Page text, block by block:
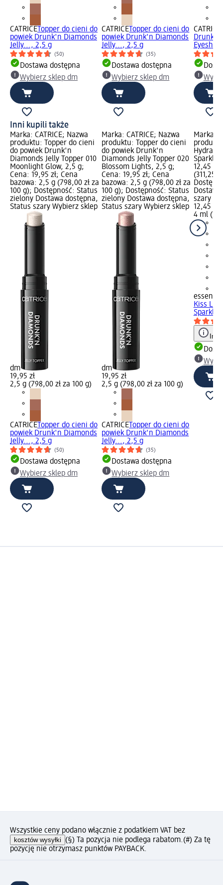
CATRICE Topper do cieni do
powiek Drunk'n Diamonds
Jelly..., 2,5 g
(50)
Dostawa dostępna
Wybierz sklep dm
CATRICE Topper do cieni do
powiek Drunk'n Diamonds
Jelly..., 2,5 g
(35)
Dostawa dostępna
Wybierz sklep dm
CATRICE
Drunk'n
Inni kupili także
Marka: CATRICE; Nazwa
produktu: Topper do cieni
do powiek Drunk'n
Diamonds Jelly Topper 010
Moonlight Glow, 2,5 g;
Cena: 19,95 zł; Cena
bazowa: 2,5 g (798,00 zł za
100 g); Dostępność: Status
zielony Dostawa dostępna,
Status szary Wybierz sklep
dm
19,95 zł
2,5 g (798,00 zł za 100 g)
CATRICE Topper do cieni do
powiek Drunk'n Diamonds
Jelly..., 2,5 g
(50)
Dostawa dostępna
Wybierz sklep dm
Marka: CATRICE; Nazwa
produktu: Topper do cieni
do powiek Drunk'n
Diamonds Jelly Topper 020
Blossom Lights, 2,5 g;
Cena: 19,95 zł; Cena
bazowa: 2,5 g (798,00 zł za
100 g); Dostępność: Status
zielony Dostawa dostępna,
Status szary Wybierz sklep
dm
19,95 zł
2,5 g (798,00 zł za 100 g)
CATRICE Topper do cieni do
powiek Drunk'n Diamonds
Jelly..., 2,5 g
(35)
Dostawa dostępna
Wybierz sklep dm
Marka:
Hydra
Sparkle,
12,45
(311,25
szary
12,45 zł
4 ml
essence
Kiss Lip
Sparkle,
Wszystkie ceny podano włącznie z podatkiem VAT bez
kosztów wysyłki (§) Ta pozycja nie podlega rabatom.(#) Za tę
pozycję nie otrzymasz punktów PAYBACK.